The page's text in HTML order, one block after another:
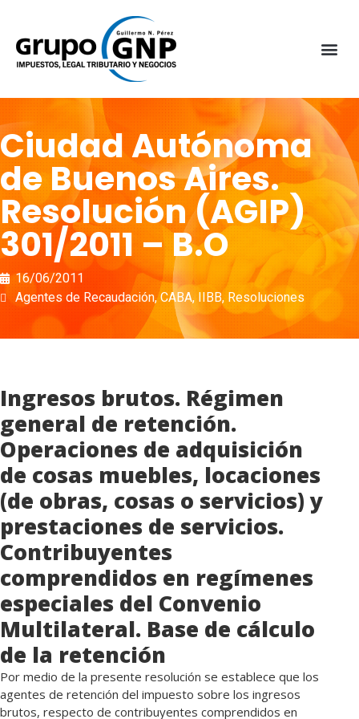
Ciudad Autónoma
de Buenos Aires.
Resolución (AGIP)
301/2011 – B.O
16/06/2011
Agentes de Recaudación,CABA, IIBB, Resoluciones
Ingresos brutos. Régimen
general de retención.
Operaciones de adquisición
de cosas muebles, locaciones
(de obras, cosas o servicios) y
prestaciones de servicios.
Contribuyentes
comprendidos en regímenes
especiales del Convenio
Multilateral. Base de cálculo
de la retención
Por medio de la presente resolución se establece que los
agentes de retención del impuesto sobre los ingresos
brutos, respecto de contribuyentes comprendidos en